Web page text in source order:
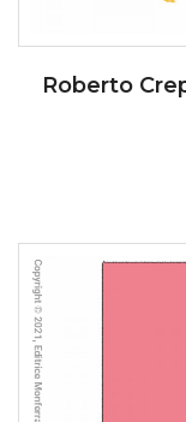
Roberto